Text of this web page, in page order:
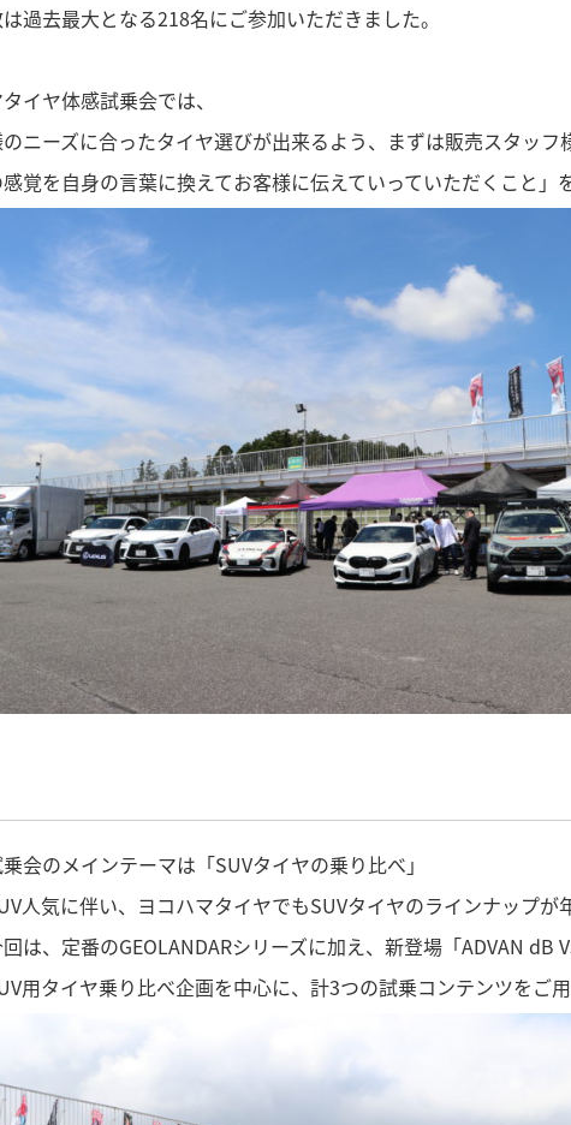
過去最大となる218名にご参加いただきました。
イヤ体感試乗会では、
ニーズに合ったタイヤ選びが出来るよう、まずは販売スタッフ
覚を自身の言葉に換えてお客様に伝えていっていただくこと」
会のメインテーマは「SUVタイヤの乗り比べ」
人気に伴い、ヨコハマタイヤでもSUVタイヤのラインナップが
は、定番のGEOLANDARシリーズに加え、新登場「ADVAN dB
用タイヤ乗り比べ企画を中心に、計3つの試乗コンテンツをご